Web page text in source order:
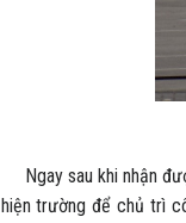
Ngay sau khi nhận
hiện trường để chủ trì